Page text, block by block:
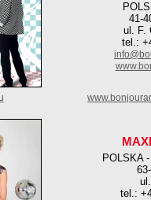
41-
ul. F.
tel.:
POLSKA
tel.: